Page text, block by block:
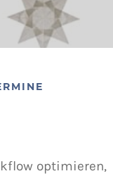
optimieren,